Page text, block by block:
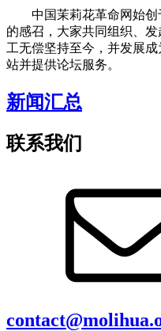
中国茉莉花革命网始创
的感召，大家共同组织、
工无偿坚持至今，并发展
站并提供论坛服务。
新闻汇总
联系我们